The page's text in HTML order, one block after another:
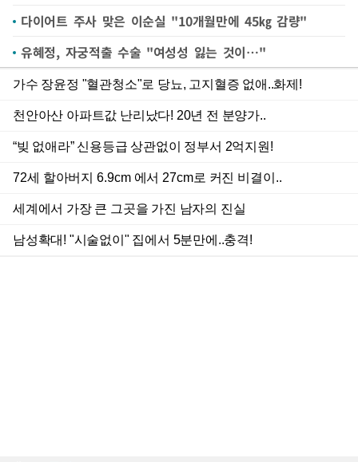
다이어트 주사 맞은 이순실 "10개월만에 45㎏ 감량"
유혜정, 자궁적출 수술 "여성성 잃는 것이…"